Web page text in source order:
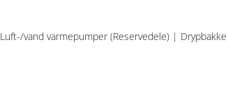
Luft-/vand varmepumper (Reservedele) | Drypbakke